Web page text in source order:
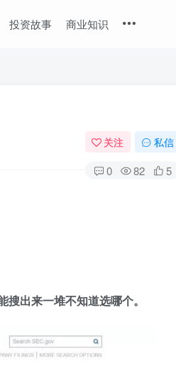
投资故事 商业知识
关注 私信
0 82 5
出来一堆不知道选哪个。